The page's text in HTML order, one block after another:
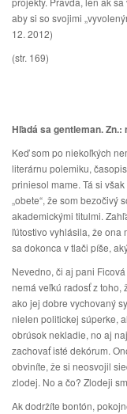
aby si so svojimi
12. 2012)
(str. 169)
Hľadá sa gentleman. Zn.:
Keď som po niekoľkých
literárnu polemiku,
priniesol mame. Tá si
„obete“, že som bezočivý
akademickými titulmi.
ľútostivo vyhlásila, že ona
sa dokonca v tlači píše,
Nevedno, či aj pani
nemá veľkú radosť z toho,
ako jej dobre vychovaný
nielen politickej súperke,
obrúsok nekladie, no aj
zachovať isté dekórum.
obviníte, že si neosvojil
zlodej. No a čo? Zlodeji
Ak dodržíte bontón,